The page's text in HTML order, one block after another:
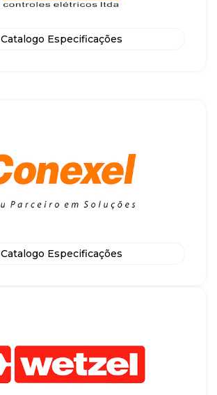
Catalogo Especificações
Catalogo Especificações